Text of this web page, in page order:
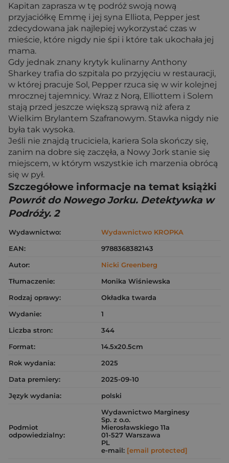
Kapitan zaprasza w tę podróż swoją nową
przyjaciółkę Emmę i jej syna Elliota, Pepper jest
zdecydowana jak najlepiej wykorzystać czas w
mieście, które nigdy nie śpi i które tak ukochała jej
mama.
Gdy jednak znany krytyk kulinarny Anthony
Sharkey trafia do szpitala po przyjęciu w restauracji,
w której pracuje Sol, Pepper rzuca się w wir kolejnej
mrocznej tajemnicy. Wraz z Norą, Elliottem i Solem
stają przed jeszcze większą sprawą niż afera z
Wielkim Brylantem Szafranowym. Stawka nigdy nie
była tak wysoka.
Jeśli nie znajdą truciciela, kariera Sola skończy się,
zanim na dobre się zaczęła, a Nowy Jork stanie się
miejscem, w którym wszystkie ich marzenia obrócą
się w pył.
Szczegółowe informacje na temat książki
Powrót do Nowego Jorku. Detektywka w
Podróży. 2
Wydawnictwo:
Wydawnictwo KROPKA
EAN:
9788368382143
Autor:
Nicki Greenberg
Tłumaczenie:
Monika Wiśniewska
Rodzaj oprawy:
Okładka twarda
Wydanie:
1
Liczba stron:
344
Format:
14.5x20.5cm
Rok wydania:
2025
Data premiery:
2025-09-10
Język wydania:
polski
Podmiot
odpowiedzialny:
Wydawnictwo Marginesy
Sp. z o.o.
Mierosławskiego 11a
01-527 Warszawa
PL
e-mail: [email protected]